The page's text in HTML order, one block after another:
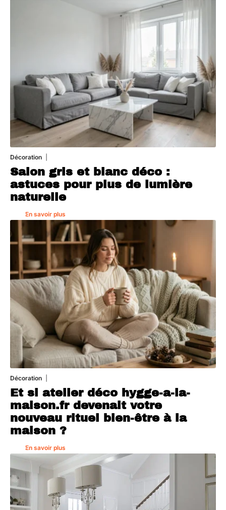
Décoration
Salon gris et blanc déco :
astuces pour plus de lumière
naturelle
En savoir plus
Décoration
Et si atelier déco hygge-a-la-
maison.fr devenait votre
nouveau rituel bien-être à la
maison ?
En savoir plus